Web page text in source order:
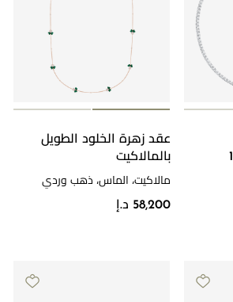
عقد زهرة الخلود الطويل
بالمالاكيت
مالاكيت، الماس، ذهب وردي
58,200 د.إ